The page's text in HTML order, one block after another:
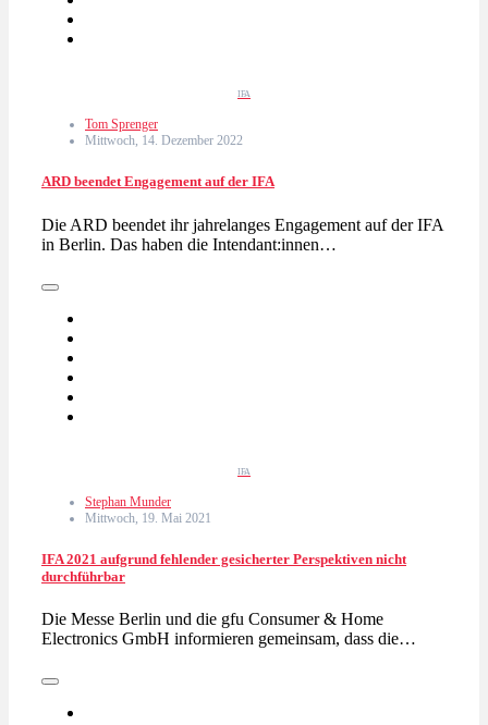
IFA
Tom Sprenger
Mittwoch, 14. Dezember 2022
ARD beendet Engagement auf der IFA
Die ARD beendet ihr jahrelanges Engagement auf der IFA
in Berlin. Das haben die Intendant:innen…
IFA
Stephan Munder
Mittwoch, 19. Mai 2021
IFA 2021 aufgrund fehlender gesicherter Perspektiven nicht
durchführbar
Die Messe Berlin und die gfu Consumer & Home
Electronics GmbH informieren gemeinsam, dass die…